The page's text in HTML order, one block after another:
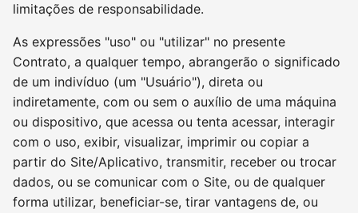
limitações de responsabilidade.
As expressões "uso" ou "utilizar" no presente
Contrato, a qualquer tempo, abrangerão o significado
de um indivíduo (um "Usuário"), direta ou
indiretamente, com ou sem o auxílio de uma máquina
ou dispositivo, que acessa ou tenta acessar, interagir
com o uso, exibir, visualizar, imprimir ou copiar a
partir do Site/Aplicativo, transmitir, receber ou trocar
dados, ou se comunicar com o Site, ou de qualquer
forma utilizar, beneficiar-se, tirar vantagens de, ou